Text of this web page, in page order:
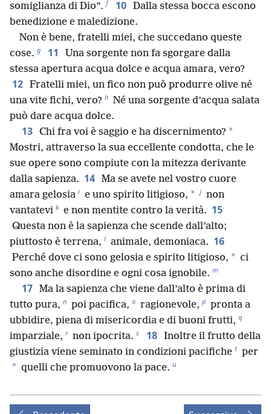
somiglianza di Dio”. f 10 Dalla stessa bocca escono
benedizione e maledizione.
Non è bene, fratelli miei, che succedano queste
cose. g 11
Una sorgente non fa sgorgare dalla
stessa apertura acqua dolce e acqua amara, vero?
12 Fratelli miei, un fico non può produrre olive né
una vite fichi, vero? h Né una sorgente d’acqua salata
può dare acqua dolce.
13 Chi fra voi è saggio e ha discernimento? *
Mostri, attraverso la sua eccellente condotta, che le
sue opere sono compiute con la mitezza derivante
dalla sapienza. 14 Ma se avete nel vostro cuore
amara gelosia i e uno spirito litigioso, * j non
vantatevi k e non mentite contro la verità. 15
Questa non è la sapienza che scende dall’alto;
piuttosto è terrena, l animale, demoniaca. 16
Perché dove ci sono gelosia e spirito litigioso, * ci
sono anche disordine e ogni cosa ignobile. m
17 Ma la sapienza che viene dall’alto è prima di
tutto pura, n poi pacifica, o ragionevole, p pronta a
ubbidire, piena di misericordia e di buoni frutti, q
imparziale, r non ipocrita. s 18 Inoltre il frutto della
giustizia viene seminato in condizioni pacifiche t per
* quelli che promuovono la pace. u